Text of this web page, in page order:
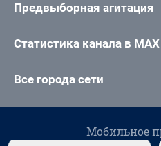
Предвыборная агитация
Статистика канала в MAX
Все города сети
Мобильное